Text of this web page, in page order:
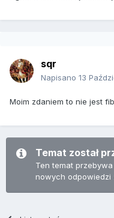
sqr
Napisano 13
Moim zdaniem to nie jest
Temat został
Ten temat
nowych odpowiedzi